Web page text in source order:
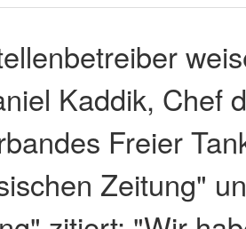
Kaddik, Chef
Freier
Zeitung"